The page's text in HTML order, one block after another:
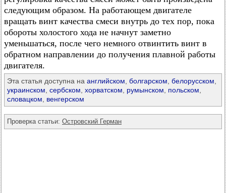
следующим образом. На работающем двигателе
вращать винт качества смеси внутрь до тех пор, пока
обороты холостого хода не начнут заметно
уменьшаться, после чего немного отвинтить винт в
обратном направлении до получения плавной работы
двигателя.
Эта статья доступна на английском болгарском белорусском
украинском сербском хорватском румынском польском
словацком
венгерском
Проверка статьи: Островский Герман